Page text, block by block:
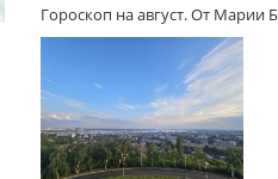
Гороскоп на август. От Марии